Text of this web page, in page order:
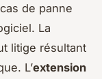
de panne
La
litige résultant
L’extension